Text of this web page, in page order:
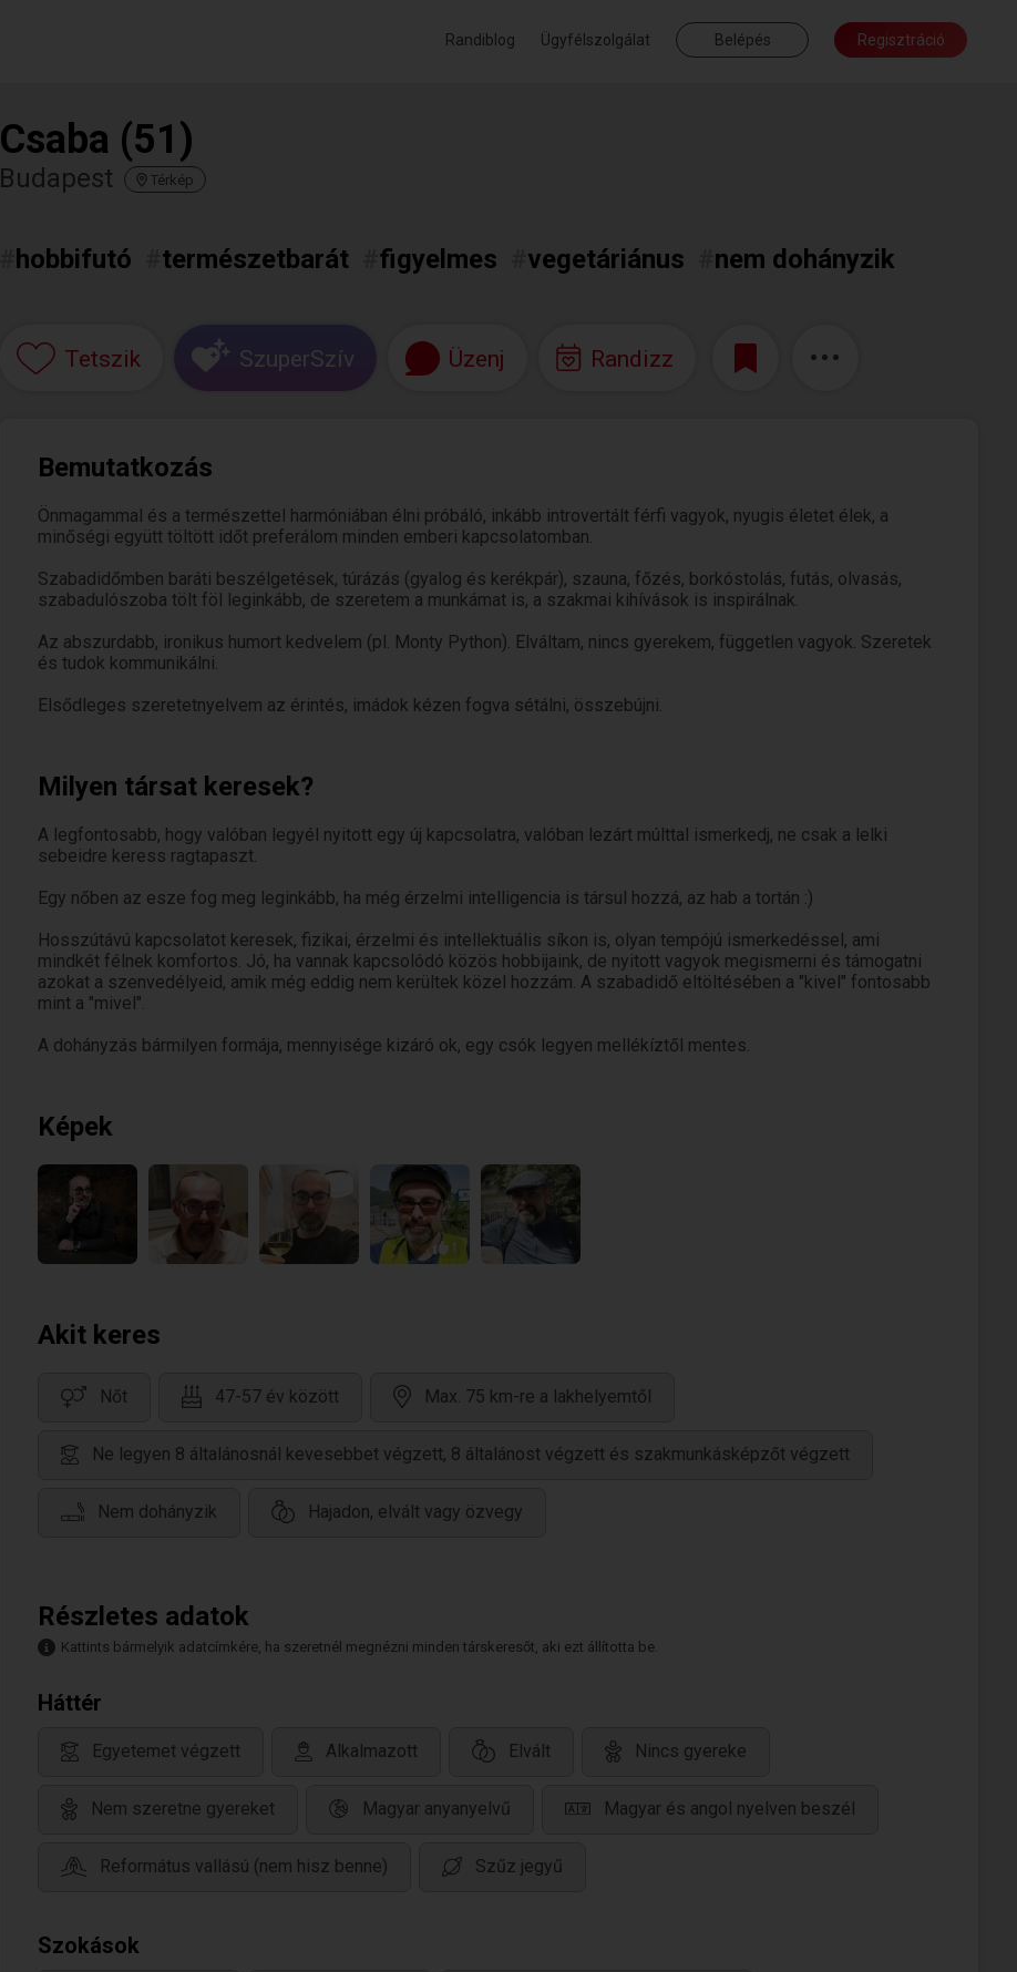
Randiblog Ügyfélszolgálat Belépés Regisztráció
Csaba (51)
Budapest Térkép
hobbifutó természetbarát figyelmes vegetáriánus nem dohányzik
Tetszik SzuperSzív Üzenj Randizz
Bemutatkozás
Önmagammal és a természettel harmóniában élni próbáló, inkább introvertált férfi vagyok, nyugis életet élek, a
minőségi együtt töltött időt preferálom minden emberi kapcsolatomban.
Szabadidőmben baráti beszélgetések, túrázás (gyalog és kerékpár), szauna, főzés, borkóstolás, futás, olvasás,
szabadulószoba tölt föl leginkább, de szeretem a munkámat is, a szakmai kihívások is inspirálnak.
Az abszurdabb, ironikus humort kedvelem (pl. Monty Python). Elváltam, nincs gyerekem, független vagyok. Szeretek
és tudok kommunikálni.
Elsődleges szeretetnyelvem az érintés, imádok kézen fogva sétálni, összebújni.
Milyen társat keresek?
A legfontosabb, hogy valóban legyél nyitott egy új kapcsolatra, valóban lezárt múlttal ismerkedj, ne csak a lelki
sebeidre keress ragtapaszt.
Egy nőben az esze fog meg leginkább, ha még érzelmi intelligencia is társul hozzá, az hab a tortán :)
Hosszútávú kapcsolatot keresek, fizikai, érzelmi és intellektuális síkon is, olyan tempójú ismerkedéssel, ami
mindkét félnek komfortos. Jó, ha vannak kapcsolódó közös hobbijaink, de nyitott vagyok megismerni és támogatni
azokat a szenvedélyeid, amik még eddig nem kerültek közel hozzám. A szabadidő eltöltésében a "kivel" fontosabb
mint a "mivel".
A dohányzás bármilyen formája, mennyisége kizáró ok, egy csók legyen mellékíztől mentes.
Képek
1
Akit keres
Nőt 47-57 év között Max. 75 km-re a lakhelyemtől
Ne legyen 8 általánosnál kevesebbet végzett, 8 általánost végzett és szakmunkásképzőt végzett
Nem dohányzik Hajadon, elvált vagy özvegy
Részletes adatok
Kattints bármelyik adatcímkére, ha szeretnél megnézni minden társkeresőt, aki ezt állította be.
Háttér
Egyetemet végzett Alkalmazott Elvált Nincs gyereke
Nem szeretne gyereket Magyar anyanyelvű Magyar és angol nyelven beszél
Református vallású (nem hisz benne) Szűz jegyű
Szokások